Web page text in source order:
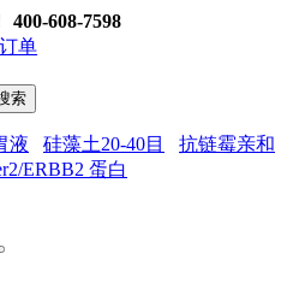
400-608-7598
单
索
液 硅藻土20-40目
抗链霉亲和
ERBB2 蛋白